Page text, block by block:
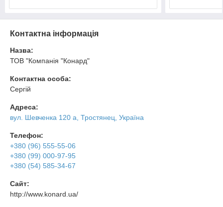
Контактна інформація
Назва:
ТОВ "Компанія "Конард"
Контактна особа:
Сергій
Адреса:
вул. Шевченка 120 а, Тростянец, Україна
Телефон:
+380 (96) 555-55-06
+380 (99) 000-97-95
+380 (54) 585-34-67
Сайт:
http://www.konard.ua/